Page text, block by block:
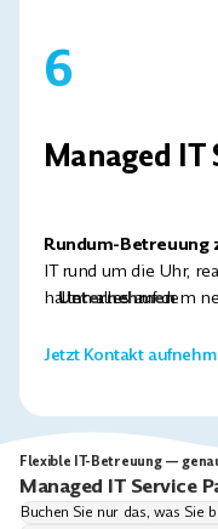
Unternehmen
6
Managed IT
Rundum-Betreuung
IT rund um die Uhr,
halten alles auf dem
Jetzt Kontakt
Flexible IT-Betreuung —
Managed IT Service
Buchen Sie nur das, was Sie